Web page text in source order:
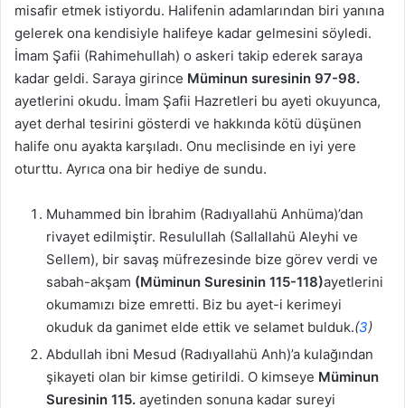
misafir etmek istiyordu. Halifenin adamlarından biri yanına
gelerek ona kendisiyle halifeye kadar gelmesini söyledi.
İmam Şafii (Rahimehullah) o askeri takip ederek saraya
kadar geldi. Saraya girince Müminun suresinin 97-98.
ayetlerini okudu. İmam Şafii Hazretleri bu ayeti okuyunca,
ayet derhal tesirini gösterdi ve hakkında kötü düşünen
halife onu ayakta karşıladı. Onu meclisinde en iyi yere
oturttu. Ayrıca ona bir hediye de sundu.
Muhammed bin İbrahim (Radıyallahü Anhüma)’dan
rivayet edilmiştir. Resulullah (Sallallahü Aleyhi ve
Sellem), bir savaş müfrezesinde bize görev verdi ve
sabah-akşam (Müminun Suresinin 115-118)ayetlerini
okumamızı bize emretti. Biz bu ayet-i kerimeyi
okuduk da ganimet elde ettik ve selamet bulduk.(3)
Abdullah ibni Mesud (Radıyallahü Anh)’a kulağından
şikayeti olan bir kimse getirildi. O kimseye Müminun
Suresinin 115. ayetinden sonuna kadar sureyi